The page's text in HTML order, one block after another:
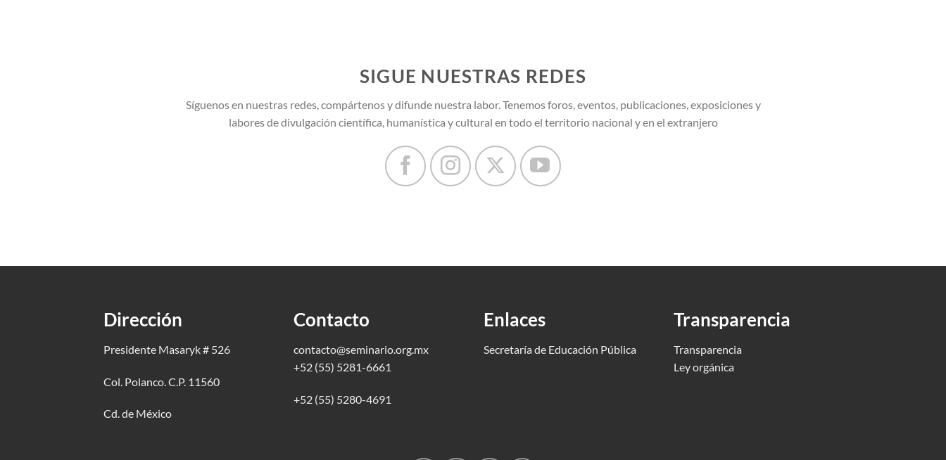
SIGUE NUESTRAS REDES
Síguenos en nuestras redes, compártenos y difunde nuestra labor. Tenemos foros, eventos, publicaciones, exposiciones y
labores de divulgación científica, humanística y cultural en todo el territorio nacional y en el extranjero
Dirección
Presidente Masaryk # 526
Col. Polanco. C.P. 11560
Cd. de México
Contacto
contacto@seminario.org.mx
+52 (55) 5281-6661
+52 (55) 5280-4691
Enlaces
Secretaría de Educación Pública
Transparencia
Transparencia
Ley orgánica